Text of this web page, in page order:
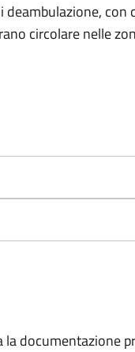
con
circolare nelle
documentazione